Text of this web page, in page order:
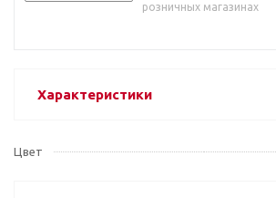
розничных магазинах
Характеристики
Цвет